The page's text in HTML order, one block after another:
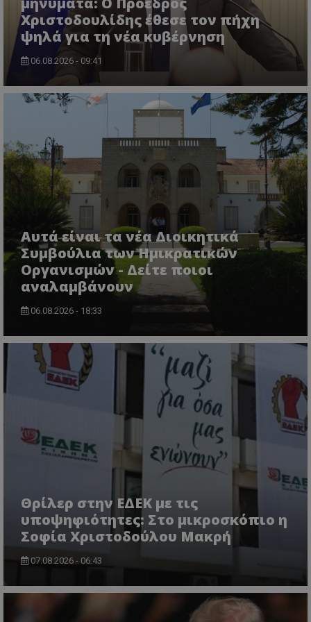
Χριστοδουλίδης έθεσε τον πήχη
ψηλά για τη νέα κυβέρνηση
06.08.2026 - 09:41
Αυτά είναι τα νέα Διοικητικά
Συμβούλια των Ημικρατικών
Οργανισμών - Δείτε ποιοι
αναλαμβάνουν
06.08.2026 - 18:33
Θρίλερ στην ΕΔΕΚ με τις
υποψηφιότητες: Στο μικροσκόπιο η
Σοφία Χριστοδούλου Μακρή
07.08.2026 - 06:43
Ο ιστότοπος δεν μπορεί να χρησιμοποιηθεί σωστά
χωρίς τα απολύτως απαραίτητα cookies.
Ονοματεπώνυμο
Προμηθευτής
usprivacy
.lifenewscy.tothemaonline.com
ASP.NET_SessionId
Microsoft Corporation
VISITOR_PRIVACY_METADATA
YouTube
.youtube.com